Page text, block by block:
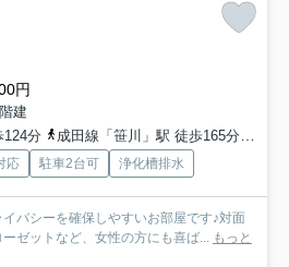
円
建
124分
成田線「笹川」駅 徒歩165分
応 駐車2台可 浄化槽排水
バシーを確保しやすいお部屋です♪対面
ゼットなど、女性の方にも喜ば... もっと